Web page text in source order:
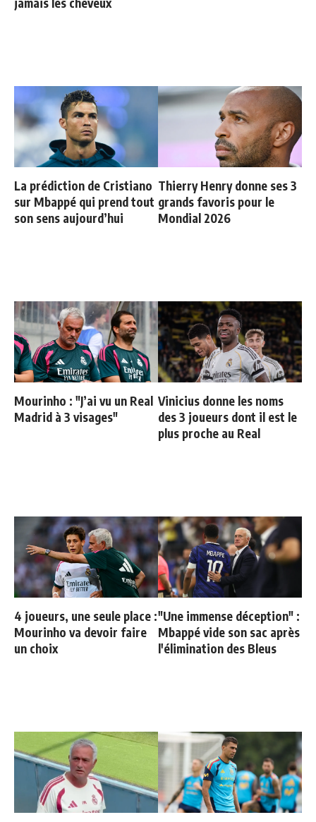
La prédiction de Cristiano
sur Mbappé qui prend tout
son sens aujourd’hui
Thierry Henry donne ses 3
grands favoris pour le
Mondial 2026
Mourinho : "J’ai vu un Real
Madrid à 3 visages"
Vinicius donne les noms
des 3 joueurs dont il est le
plus proche au Real
4 joueurs, une seule place :
Mourinho va devoir faire
un choix
"Une immense déception" :
Mbappé vide son sac après
l'élimination des Bleus